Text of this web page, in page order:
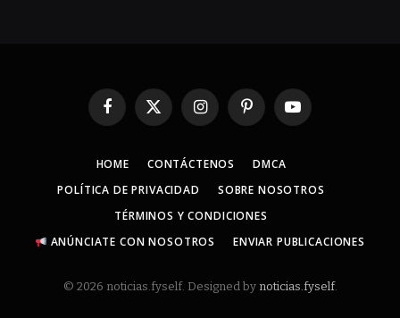
Facebook
X
InstagramPinterestYouTube
HOME CONTÁCTENOS
DMCA
POLÍTICA DE PRIVACIDAD
SOBRE NOSOTROS
TÉRMINOS Y CONDICIONES
ANÚNCIATE CON NOSOTROS
ENVIAR PUBLICACIONES
© 2026 noticias.fyself. Designed by noticias.fyself.